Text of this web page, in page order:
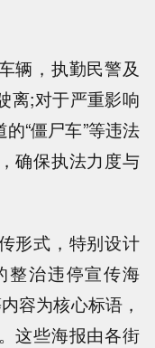
辆，执勤民警及
离;对于严重影响
“僵尸车”等违法
确保执法力度与
形式，特别设计
整治违停宣传海
容为核心标语，
这些海报由各街